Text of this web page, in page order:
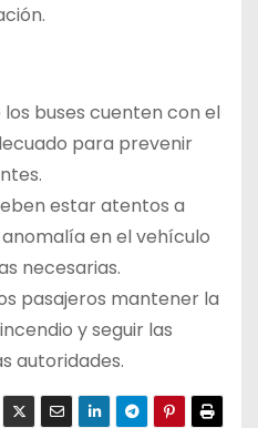
buses cuenten con el
para prevenir
estar atentos a
en el vehículo
necesarias.
pasajeros mantener la
y seguir las
autoridades.